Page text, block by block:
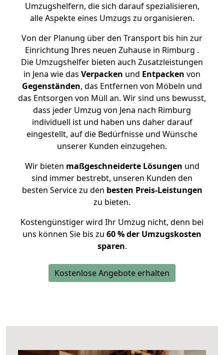
Umzugshelfern, die sich darauf spezialisieren,
alle Aspekte eines Umzugs zu organisieren.
Von der Planung über den Transport bis hin zur
Einrichtung Ihres neuen Zuhause in Rimburg .
Die Umzugshelfer bieten auch Zusatzleistungen
in Jena wie das Verpacken und Entpacken von
Gegenständen, das Entfernen von Möbeln und
das Entsorgen von Müll an. Wir sind uns bewusst,
dass jeder Umzug von Jena nach Rimburg
individuell ist und haben uns daher darauf
eingestellt, auf die Bedürfnisse und Wünsche
unserer Kunden einzugehen.
Wir bieten maßgeschneiderte Lösungen und
sind immer bestrebt, unseren Kunden den
besten Service zu den besten Preis-Leistungen
zu bieten.
Kostengünstiger wird Ihr Umzug nicht, denn bei
uns können Sie bis zu 60 % der Umzugskosten
sparen.
Kostenlose Angebote erhalten